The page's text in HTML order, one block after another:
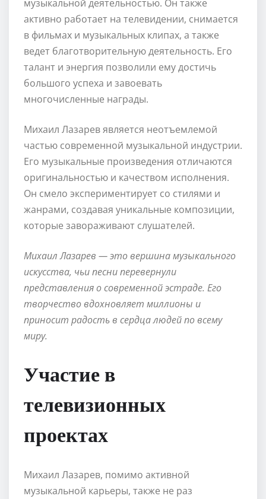
музыкальной деятельностью. Он также
активно работает на телевидении, снимается
в фильмах и музыкальных клипах, а также
ведет благотворительную деятельность. Его
талант и энергия позволили ему достичь
большого успеха и завоевать
многочисленные награды.
Михаил Лазарев является неотъемлемой
частью современной музыкальной индустрии.
Его музыкальные произведения отличаются
оригинальностью и качеством исполнения.
Он смело экспериментирует со стилями и
жанрами, создавая уникальные композиции,
которые завораживают слушателей.
Михаил Лазарев — это вершина музыкального
искусства, чьи песни перевернули
представления о современной эстраде. Его
творчество вдохновляет миллионы и
приносит радость в сердца людей по всему
миру.
Участие в
телевизионных
проектах
Михаил Лазарев, помимо активной
музыкальной карьеры, также не раз